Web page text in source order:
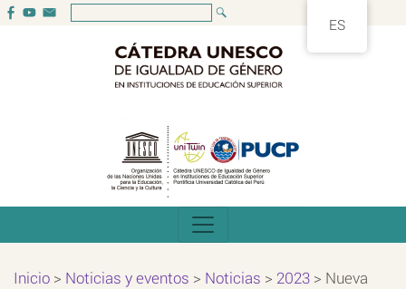
Inicio > Noticias y eventos > Noticias > 2023 > Nueva
ES